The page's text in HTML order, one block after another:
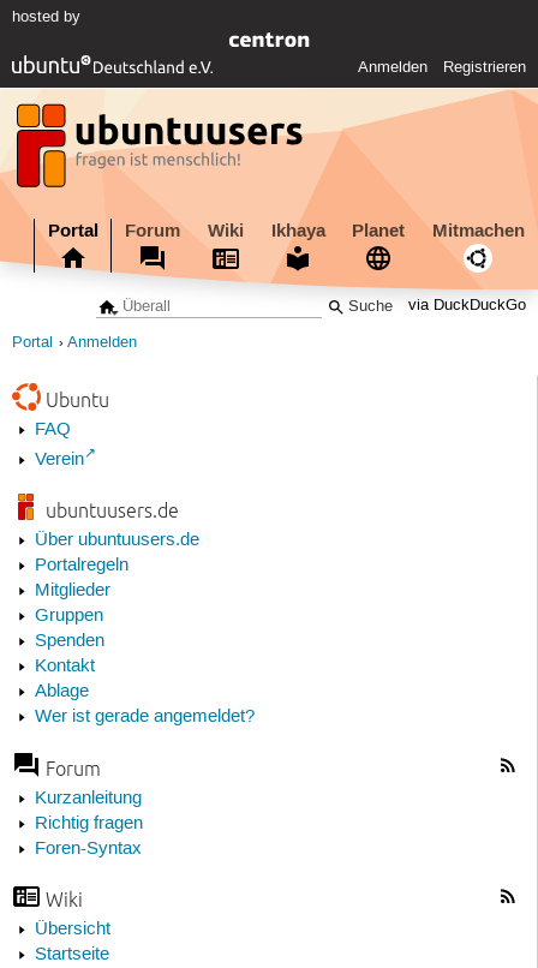
hosted by
Anmelden Registrieren
Portal Forum Wiki Ikhaya Planet Mitmachen
via DuckDuckGo
Portal Anmelden
Ubuntu
FAQ
Verein
ubuntuusers.de
Über ubuntuusers.de
Portalregeln
Mitglieder
Gruppen
Spenden
Kontakt
Ablage
Wer ist gerade angemeldet?
Forum
Kurzanleitung
Richtig fragen
Foren-Syntax
Wiki
Übersicht
Startseite